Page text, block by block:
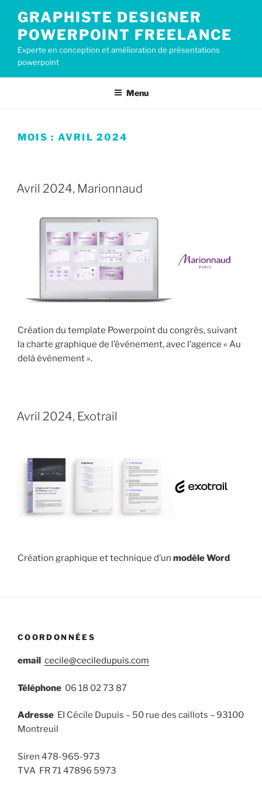
contenu
principal
GRAPHISTE DESIGNER
POWERPOINT FREELANCE
Experte en conception et amélioration de présentations
powerpoint
Menu
MOIS : AVRIL 2024
LE
Avril 2024, Marionnaud
Création du template Powerpoint du congrès, suivant
la charte graphique de l’événement, avec l’agence « Au
delà événement ».
LE
Avril 2024, Exotrail
Création graphique et technique d’un modèle Word
COORDONNÉES
email cecile@ceciledupuis.com
Téléphone 06 18 02 73 87
Adresse EI Cécile Dupuis – 50 rue des caillots – 93100
Montreuil
Siren 478-965-973
TVA FR 71 47896 5973